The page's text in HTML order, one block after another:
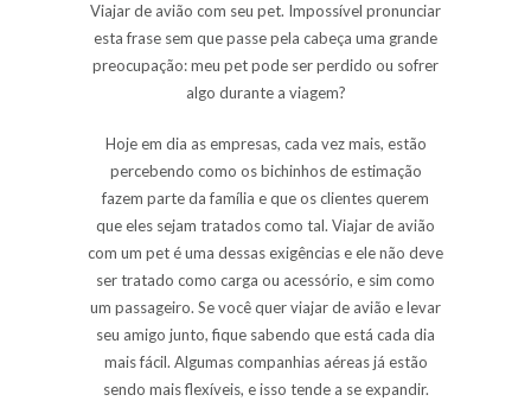
Viajar de avião com seu pet. Impossível pronunciar
esta frase sem que passe pela cabeça uma grande
preocupação: meu petpode ser perdido ou sofrer
algo durante a viagem?
Hoje em dia as empresas, cada vez mais, estão
percebendo como osbichinhos de estimação
fazem parte da família e que os clientes querem
que eles sejam tratados como tal. Viajar de avião
com um peté uma dessas exigências e ele não deve
ser tratado como carga ou acessório, e sim como
um passageiro. Se você quer viajar de avião e levar
seu amigo junto, fique sabendo que está cada dia
mais fácil. Algumas companhias aéreas já estão
sendo mais flexíveis, e isso tende a se expandir.